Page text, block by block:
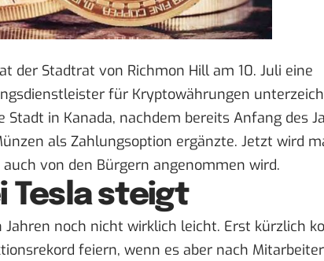
der Stadtrat von Richmon Hill am 10. Juli eine
für Kryptowährungen
in Kanada, nachdem bereits Anfang des
als Zahlungsoption ergänzte. Jetzt wird
von den Bürgern angenommen wird.
Tesla steigt
Jahren noch nicht wirklich leicht. Erst kürzlich
feiern, wenn es aber nach